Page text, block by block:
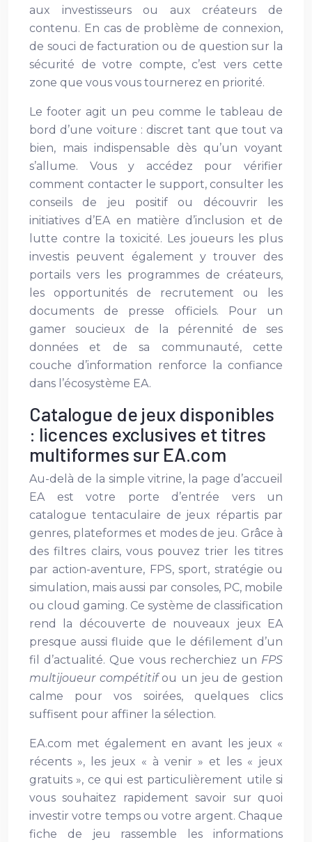
aux investisseurs ou aux créateurs de
contenu. En cas de problème de connexion,
de souci de facturation ou de question sur la
sécurité de votre compte, c’est vers cette
zone que vous vous tournerez en priorité.
Le footer agit un peu comme le tableau de
bord d’une voiture : discret tant que tout va
bien, mais indispensable dès qu’un voyant
s’allume. Vous y accédez pour vérifier
comment contacter le support, consulter les
conseils de jeu positif ou découvrir les
initiatives d’EA en matière d’inclusion et de
lutte contre la toxicité. Les joueurs les plus
investis peuvent également y trouver des
portails vers les programmes de créateurs,
les opportunités de recrutement ou les
documents de presse officiels. Pour un
gamer soucieux de la pérennité de ses
données et de sa communauté, cette
couche d’information renforce la confiance
dans l’écosystème EA.
Catalogue de jeux disponibles
: licences exclusives et titres
multiformes sur EA.com
Au-delà de la simple vitrine, la page d’accueil
EA est votre porte d’entrée vers un
catalogue tentaculaire de jeux répartis par
genres, plateformes et modes de jeu. Grâce à
des filtres clairs, vous pouvez trier les titres
par action-aventure, FPS, sport, stratégie ou
simulation, mais aussi par consoles, PC, mobile
ou cloud gaming. Ce système de classification
rend la découverte de nouveaux jeux EA
presque aussi fluide que le défilement d’un
fil d’actualité. Que vous recherchiez un FPS
multijoueur compétitifou un jeu de gestion
calme pour vos soirées, quelques clics
suffisent pour affiner la sélection.
EA.com met également en avant les jeux «
récents », les jeux « à venir » et les « jeux
gratuits », ce qui est particulièrement utile si
vous souhaitez rapidement savoir sur quoi
investir votre temps ou votre argent. Chaque
fiche de jeu rassemble les informations